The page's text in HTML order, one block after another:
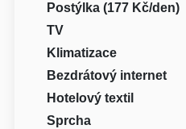
Postýlka (177 Kč/den)
TV
Klimatizace
Bezdrátový internet
Hotelový textil
Sprcha